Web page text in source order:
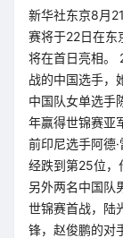
新华社东京8月
赛将于22日在东
将在首日亮相。
战的中国选手，
中国队女单选手
年赢得世锦赛亚
前印尼选手阿德
经跌到第25位，
另外两名中国队
世锦赛首战，陆
锋，赵俊鹏的对